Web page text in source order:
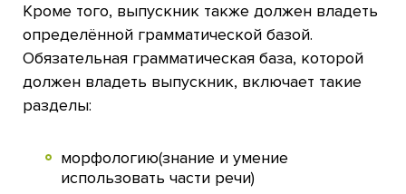
Кроме того, выпускник также должен владеть
определённой грамматической базой.
Обязательная грамматическая база, которой
должен владеть выпускник, включает такие
разделы:
морфологию(знание и умение
использовать части речи)